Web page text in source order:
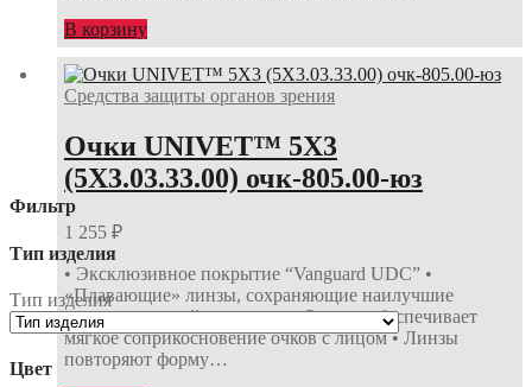
В корзину
Средства защиты органов зрения
Очки UNIVET™ 5Х3
(5Х3.03.33.00) очк-805.00-юз
1 255 ₽
• Эксклюзивное покрытие “Vanguard UDC” •
«Плавающие» линзы, сохраняющие наилучшие
оптические свойства очков • Оправа обеспечивает
мягкое соприкосновение очков с лицом • Линзы
повторяют форму…
Фильтр
Тип изделия
Тип изделия
Цвет